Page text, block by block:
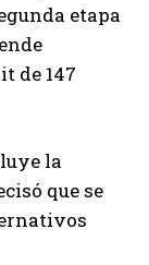
etapa
de 147
la
que se